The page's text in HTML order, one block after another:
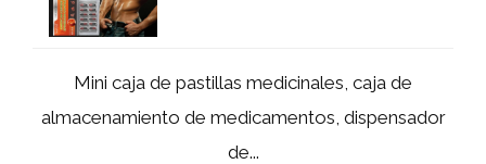
Mini caja de pastillas medicinales, caja de
almacenamiento de medicamentos, dispensador
de...